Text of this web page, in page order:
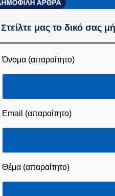
Στείλτε μας το δικό σας
Όνομα (απαραίτητο)
Email (απαραίτητο)
Θέμα (απαραίτητο)